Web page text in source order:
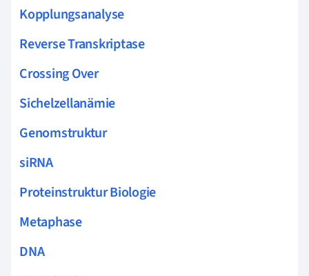
Kopplungsanalyse
Reverse Transkriptase
Crossing Over
Sichelzellanämie
Genomstruktur
siRNA
Proteinstruktur Biologie
Metaphase
DNA